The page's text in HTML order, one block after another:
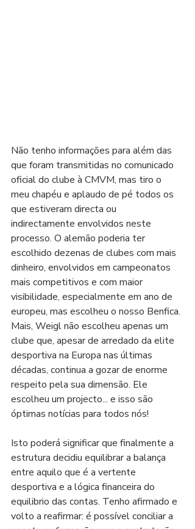
Não tenho informações para além das
que foram transmitidas no comunicado
oficial do clube à CMVM, mas tiro o
meu chapéu e aplaudo de pé todos os
que estiveram directa ou
indirectamente envolvidos neste
processo. O alemão poderia ter
escolhido dezenas de clubes com mais
dinheiro, envolvidos em campeonatos
mais competitivos e com maior
visibilidade, especialmente em ano de
europeu, mas escolheu o nosso Benfica.
Mais, Weigl não escolheu apenas um
clube que, apesar de arredado da elite
desportiva na Europa nas últimas
décadas, continua a gozar de enorme
respeito pela sua dimensão. Ele
escolheu um projecto... e isso são
óptimas notícias para todos nós!
Isto poderá significar que finalmente a
estrutura decidiu equilibrar a balança
entre aquilo que é a vertente
desportiva e a lógica financeira do
equilibrio das contas. Tenho afirmado e
volto a reafirmar: é possível conciliar a